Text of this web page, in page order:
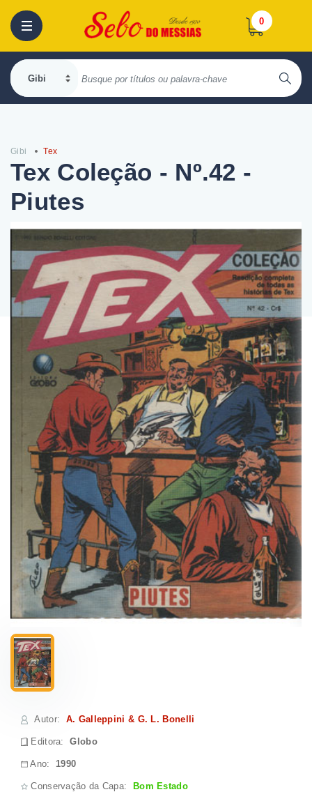
0
Gibi Tex
Tex Coleção - Nº.42 -
Piutes
Autor: A. Galleppini & G. L. Bonelli
Editora:Globo
Ano: 1990
Conservação da Capa: Bom Estado